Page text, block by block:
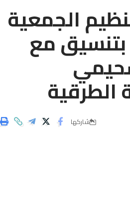
الجمعية
بتنسيق مع
الطرقية
شاركها